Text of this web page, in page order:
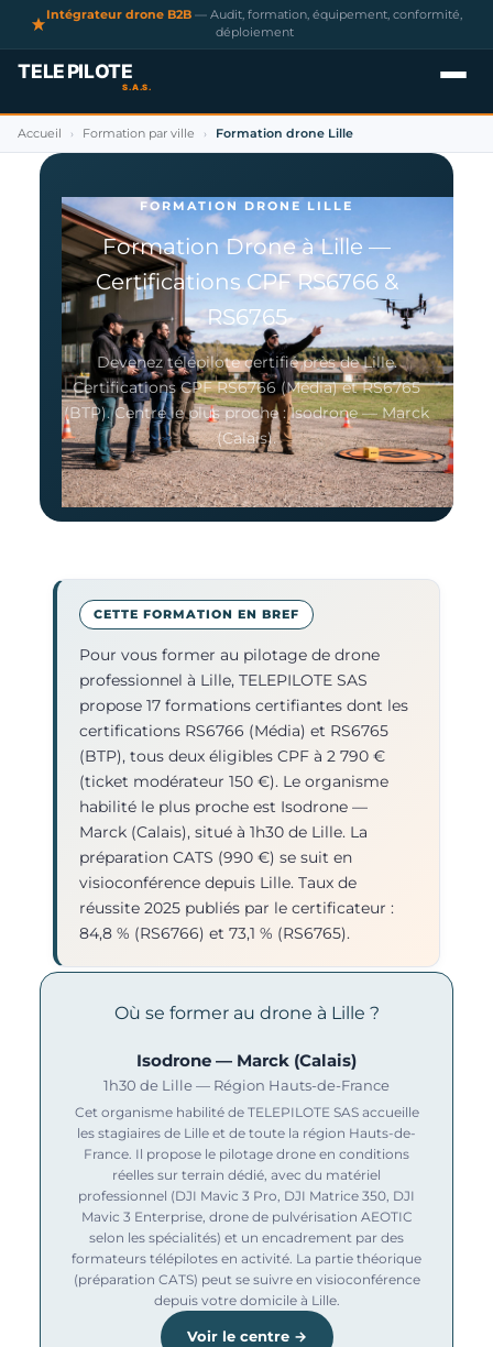
Intégrateur drone B2B — Audit, formation, équipement, conformité,
déploiement
Accueil › Formation par ville › Formation drone Lille
FORMATION DRONE LILLE
Formation Drone à Lille —
Certifications CPF RS6766 &
RS6765
Devenez télépilote certifié près de Lille.
Certifications CPF RS6766 (Média) et RS6765
(BTP). Centre le plus proche : Isodrone — Marck
(Calais).
CETTE FORMATION EN BREF
Pour vous former au pilotage de drone
professionnel à Lille, TELEPILOTE SAS
propose 17 formations certifiantes dont les
certifications RS6766 (Média) et RS6765
(BTP), tous deux éligibles CPF à 2 790 €
(ticket modérateur 150 €). Le organisme
habilité le plus proche est Isodrone —
Marck (Calais), situé à 1h30 de Lille. La
préparation CATS (990 €) se suit en
visioconférence depuis Lille. Taux de
réussite 2025 publiés par le certificateur :
84,8 % (RS6766) et 73,1 % (RS6765).
Où se former au drone à Lille ?
Isodrone — Marck (Calais)
1h30 de Lille — Région Hauts-de-France
Cet organisme habilité de TELEPILOTE SAS accueille
les stagiaires de Lille et de toute la région Hauts-de-
France. Il propose le pilotage drone en conditions
réelles sur terrain dédié, avec du matériel
professionnel (DJI Mavic 3 Pro, DJI Matrice 350, DJI
Mavic 3 Enterprise, drone de pulvérisation AEOTIC
selon les spécialités) et un encadrement par des
formateurs télépilotes en activité. La partie théorique
(préparation CATS) peut se suivre en visioconférence
depuis votre domicile à Lille.
Voir le centre →